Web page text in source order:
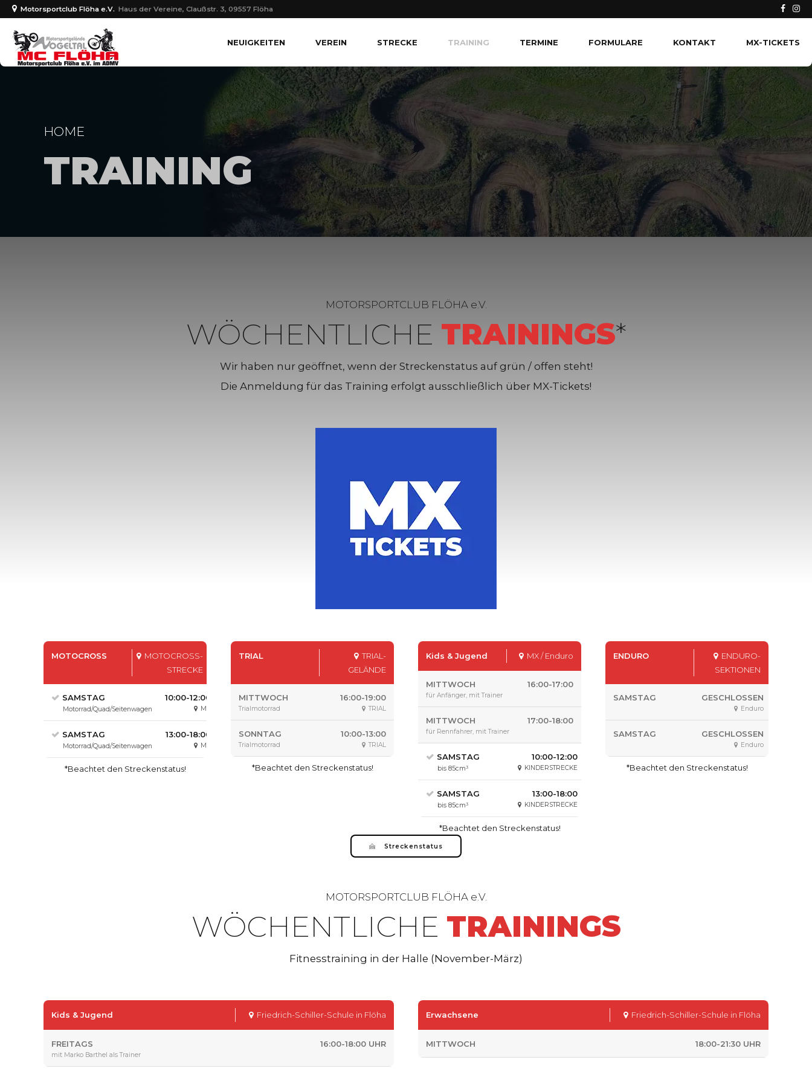
Motorsportclub Flöha e.V. Haus der Vereine, Claußstr. 3, 09557 Flöha
NEUIGKEITEN VEREIN STRECKE TRAINING TERMINE FORMULARE KONTAKT MX-TICKETS
HOME
TRAINING
MOTORSPORTCLUB FLÖHA e.V.
WÖCHENTLICHE TRAININGS*
Wir haben nur geöffnet, wenn der Streckenstatus auf grün / offen steht!
Die Anmeldung für das Training erfolgt ausschließlich über MX-Tickets!
MOTOCROSS
MOTOCROSS-
STRECKE
SAMSTAG
Motorrad/Quad/Seitenwagen
10:00-12:00
MX
SAMSTAG
Motorrad/Quad/Seitenwagen
13:00-18:00
MX
*Beachtet den Streckenstatus!
TRIAL
TRIAL-
GELÄNDE
MITTWOCH
Trialmotorrad
16:00-19:00
TRIAL
SONNTAG
Trialmotorrad
10:00-13:00
TRIAL
*Beachtet den Streckenstatus!
Kids & Jugend MX / Enduro
MITTWOCH
für Anfänger, mit Trainer
16:00-17:00
MITTWOCH
für Rennfahrer, mit Trainer
17:00-18:00
SAMSTAG
bis 85cm³
10:00-12:00
KINDERSTRECKE
SAMSTAG
bis 85cm³
13:00-18:00
KINDERSTRECKE
*Beachtet den Streckenstatus!
ENDURO
ENDURO-
SEKTIONEN
SAMSTAG GESCHLOSSEN
Enduro
SAMSTAG GESCHLOSSEN
Enduro
*Beachtet den Streckenstatus!
Streckenstatus
MOTORSPORTCLUB FLÖHA e.V.
WÖCHENTLICHE TRAININGS
Fitnesstraining in der Halle (November-März)
Kids & Jugend Friedrich-Schiller-Schule in Flöha
FREITAGS
mit Marko Barthel als Trainer
16:00-18:00 UHR
Erwachsene Friedrich-Schiller-Schule in Flöha
MITTWOCH 18:00-21:30 UHR